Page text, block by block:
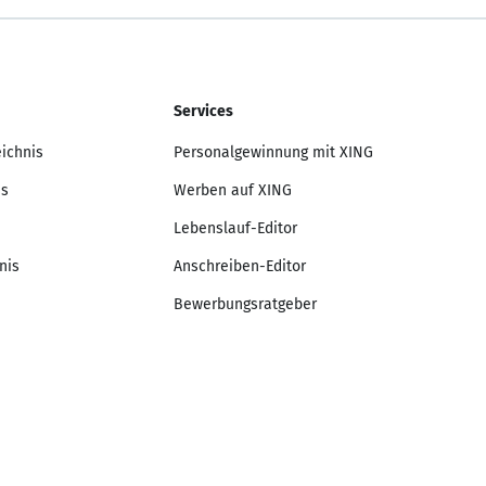
Services
Personalgewinnung mit XING
Werben auf XING
Lebenslauf-Editor
Anschreiben-Editor
Bewerbungsratgeber